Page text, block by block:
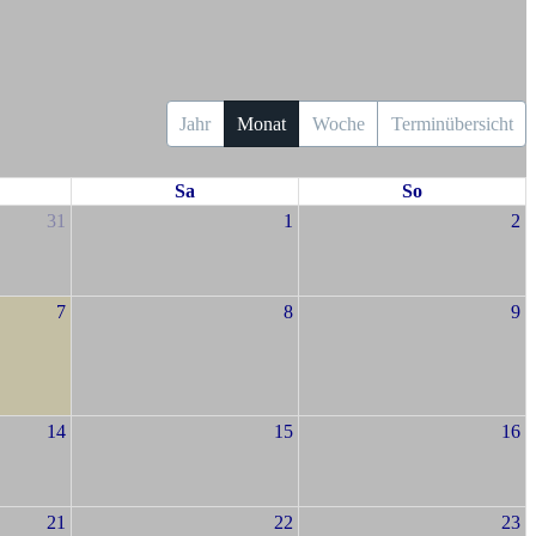
Jahr Monat Woche Terminübersicht
Sa
So
31
1 2
7 8 9
14 15 16
21 22 23